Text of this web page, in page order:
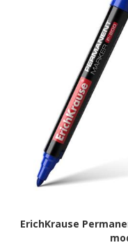
ErichKrause